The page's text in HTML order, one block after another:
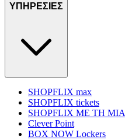
ΥΠΗΡΕΣΙΕΣ
SHOPFLIX max
SHOPFLIX tickets
SHOPFLIX ΜΕ ΤΗ ΜΙΑ
Clever Point
BOX NOW Lockers